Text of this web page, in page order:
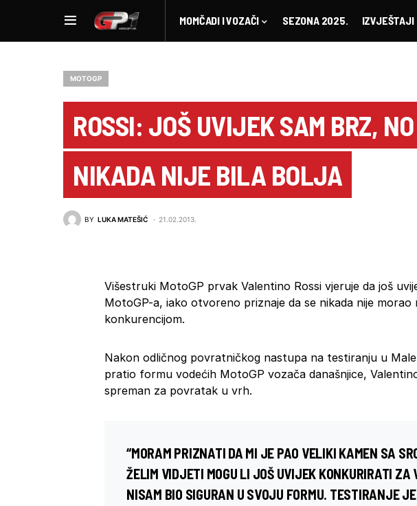
MOMČADI I VOZAČI SEZONA 2025. IZVJEŠTAJI
MOTOGP
ROSSI: JOŠ UVIJEK SAM BRZ,
NIKADA NIJE BILA BOLJA
BY LUKA MATEŠIĆ 21.02.2013.
Višestruki MotoGP prvak Valentino Rossi vjeruje da još
MotoGP-a, iako otvoreno priznaje da se nikada nije
konkurencijom.
Nakon odličnog povratničkog nastupa na testiranju u
pratio formu vodećih MotoGP vozača današnjice,
spreman za povratak u vrh.
“MORAM PRIZNATI DA MI JE PAO VELIKI KAMEN SA
ŽELIM VIDJETI MOGU LI JOŠ UVIJEK KONKURIRATI ZA
NISAM BIO SIGURAN U SVOJU FORMU. TESTIRANJE